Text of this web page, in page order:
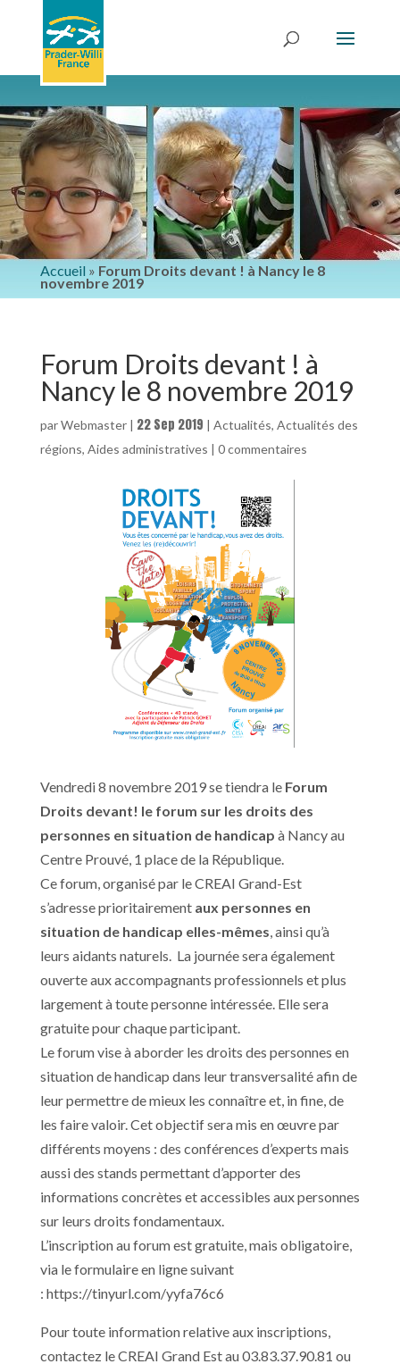
Accueil » Forum Droits devant ! à Nancy le 8
novembre 2019
Forum Droits devant ! à
Nancy le 8 novembre 2019
parWebmaster| 22 Sep 2019 | Actualités, Actualités des
régions, Aides administratives | 0 commentaires
Vendredi 8 novembre 2019 se tiendra le Forum
Droits devant! le forum sur les droits des
personnes en situation de handicap à Nancy au
Centre Prouvé, 1 place de la République.
Ce forum, organisé par le CREAI Grand-Est
s’adresse prioritairement aux personnes en
situation de handicap elles-mêmes, ainsi qu’à
leurs aidants naturels. La journée sera également
ouverte aux accompagnants professionnels et plus
largement à toute personne intéressée. Elle sera
gratuite pour chaque participant.
Le forum vise à aborder les droits des personnes en
situation de handicap dans leur transversalité afin de
leur permettre de mieux les connaître et, in fine, de
les faire valoir. Cet objectif sera mis en œuvre par
différents moyens : des conférences d’experts mais
aussi des stands permettant d’apporter des
informations concrètes et accessibles aux personnes
sur leurs droits fondamentaux.
L’inscription au forum est gratuite, mais obligatoire,
via le formulaire en ligne suivant
: https://tinyurl.com/yyfa76c6
Pour toute information relative aux inscriptions,
contactez le CREAI Grand Est au 03.83.37.90.81 ou